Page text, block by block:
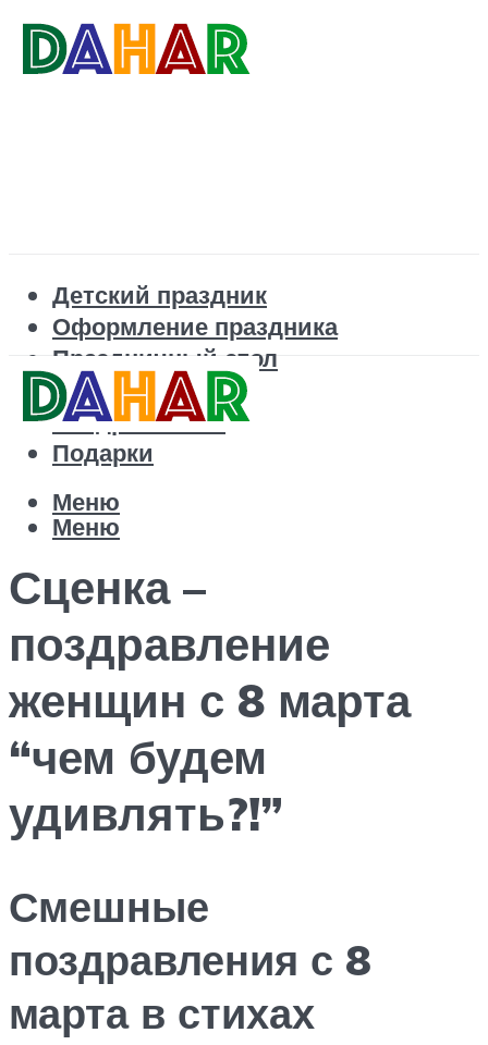
Детский праздник
Оформление праздника
Праздничный стол
Корпоратив
Поздравления
Подарки
Меню
Меню
Сценка –
поздравление
женщин с 8 марта
“чем будем
удивлять?!”
Смешные
поздравления с 8
марта в стихах